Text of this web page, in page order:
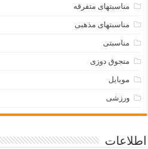
مناسبتهای متفرقه
مناسبتهای مذهبی
مناسبتی
منجوق دوزی
موبایل
ورزشی
اطلاعات